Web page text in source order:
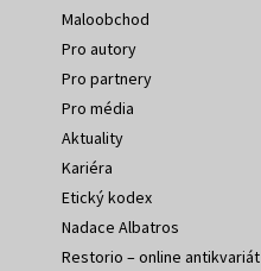
Maloobchod
Pro autory
Pro partnery
Pro média
Aktuality
Kariéra
Etický kodex
Nadace Albatros
Restorio – online antikvariát